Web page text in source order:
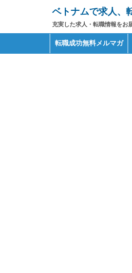
ベトナムで求人、
充実した求人・転職情報をお
Primary転職成功無料メルマガ